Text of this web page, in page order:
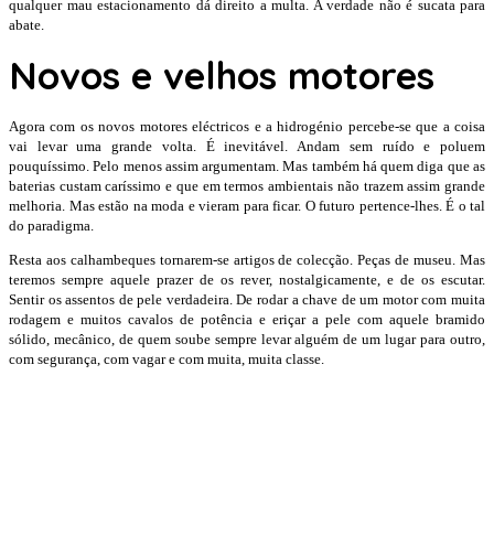
qualquer mau estacionamento dá direito a multa. A verdade não é sucata para
abate.
Novos e velhos motores
Agora com os novos motores eléctricos e a hidrogénio percebe-se que a coisa
vai levar uma grande volta. É inevitável. Andam sem ruído e poluem
pouquíssimo. Pelo menos assim argumentam. Mas também há quem diga que as
baterias custam caríssimo e que em termos ambientais não trazem assim grande
melhoria. Mas estão na moda e vieram para ficar. O futuro pertence-lhes. É o tal
do paradigma.
Resta aos calhambeques tornarem-se artigos de colecção. Peças de museu. Mas
teremos sempre aquele prazer de os rever, nostalgicamente, e de os escutar.
Sentir os assentos de pele verdadeira. De rodar a chave de um motor com muita
rodagem e muitos cavalos de potência e eriçar a pele com aquele bramido
sólido, mecânico, de quem soube sempre levar alguém de um lugar para outro,
com segurança, com vagar e com muita, muita classe.